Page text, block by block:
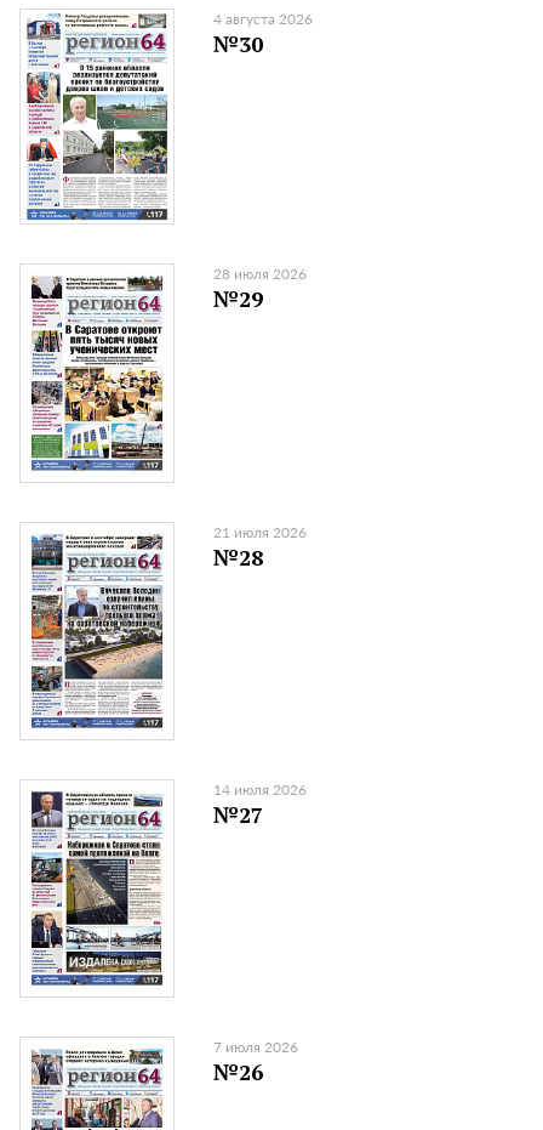
4 августа 2026
№30
28 июля 2026
№29
21 июля 2026
№28
14 июля 2026
№27
7 июля 2026
№26